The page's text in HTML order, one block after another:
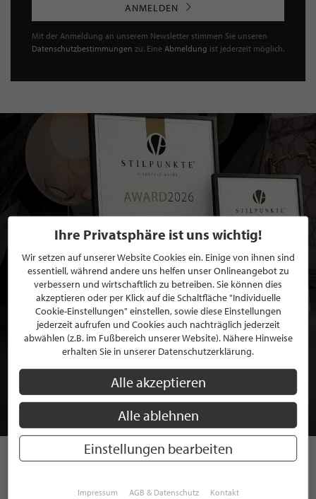
ANMELDEN
Mit der Anmeldung an unserem Newsletter stimmen Sie unseren
Datenschutzbestimmungen zu. Eine Abmeldung ist jederzeit möglich.
BEWERBEN SIE SICH FÜR EINE GRATIS
MITGLIEDSCHAFT BEI STILPUNKTE®
JETZT GRATIS BEWERBEN
STILPUNKTE AUF
Ihre Privatsphäre ist uns wichtig!
Wir setzen auf unserer Website Cookies ein. Einige von ihnen sind
essentiell, während andere uns helfen unser Onlineangebot zu
verbessern und wirtschaftlich zu betreiben. Sie können dies
akzeptieren oder per Klick auf die Schaltfläche "Individuelle
Cookie-Einstellungen" einstellen, sowie diese Einstellungen
jederzeit aufrufen und Cookies auch nachträglich jederzeit
abwählen (z.B. im Fußbereich unserer Website). Nähere Hinweise
erhalten Sie in unserer Datenschutzerklärung.
Alle akzeptieren
Alle ablehnen
Einstellungen bearbeiten
Impressum AGB & Datenschutz Kontakt